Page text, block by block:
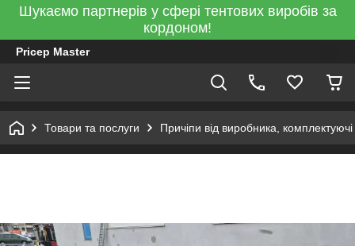
Шукаємо партнерів у сфері тентових виробів за
кордоном!
Pricep Master
Товари та послуги Причіпи від виробника,